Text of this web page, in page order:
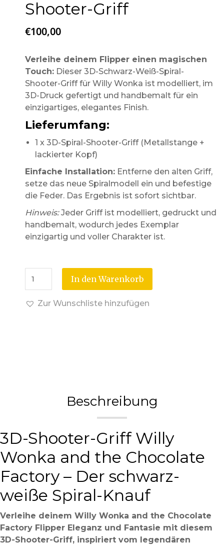
Shooter-Griff
€100,00
Verleihe deinem Flipper einen magischen
Touch: Dieser 3D-Schwarz-Weiß-Spiral-
Shooter-Griff für Willy Wonka ist modelliert, im
3D-Druck gefertigt und handbemalt für ein
einzigartiges, elegantes Finish.
Lieferumfang:
1 x 3D-Spiral-Shooter-Griff (Metallstange +
lackierter Kopf)
Einfache Installation: Entferne den alten Griff,
setze das neue Spiralmodell ein und befestige
die Feder. Das Ergebnis ist sofort sichtbar.
Hinweis:Jeder Griff ist modelliert, gedruckt und
handbemalt, wodurch jedes Exemplar
einzigartig und voller Charakter ist.
In den Warenkorb
Zur Wunschliste hinzufügen
Beschreibung
3D-Shooter-Griff Willy
Wonka and the Chocolate
Factory – Der schwarz-
weiße Spiral-Knauf
Verleihe deinem Willy Wonka and the Chocolate
Factory Flipper Eleganz und Fantasie mit diesem
3D-Shooter-Griff, inspiriert vom legendären